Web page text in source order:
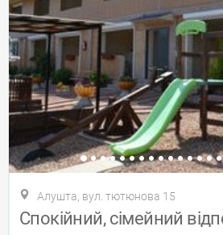
Алушта, вул. тютюнова 15